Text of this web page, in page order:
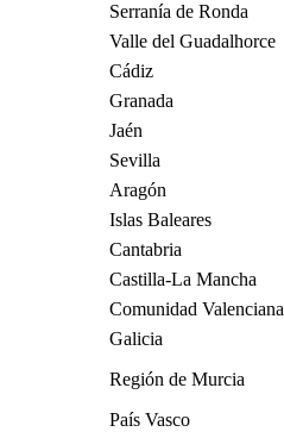
Serranía de Ronda
Valle del Guadalhorce
Cádiz
Granada
Jaén
Sevilla
Aragón
Islas Baleares
Cantabria
Castilla-La Mancha
Comunidad Valenciana
Galicia
Región de Murcia
País Vasco